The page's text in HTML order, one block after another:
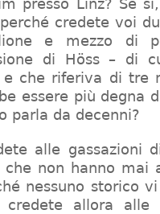
presso Linz? Se
credete voi
e mezzo di
di Höss – di
e che riferiva di tre
essere più degna
parla da decenni?
alle gassazioni
che non hanno mai
nessuno storico
credete allora